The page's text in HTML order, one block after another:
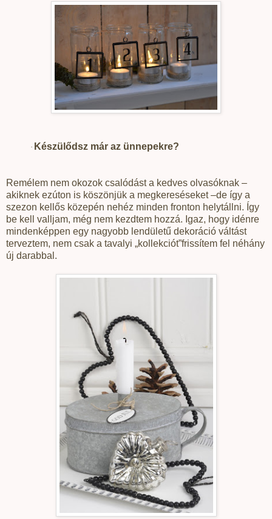
· Készülődsz már az ünnepekre?
Remélem nem okozok csalódást a kedves olvasóknak –
akiknek ezúton is köszönjük a megkereséseket –de így a
szezon kellős közepén nehéz minden fronton helytállni. Így
be kell valljam, még nem kezdtem hozzá. Igaz, hogy idénre
mindenképpen egy nagyobb lendületű dekoráció váltást
terveztem, nem csak a tavalyi „kollekciót”frissítem fel néhány
új darabbal.